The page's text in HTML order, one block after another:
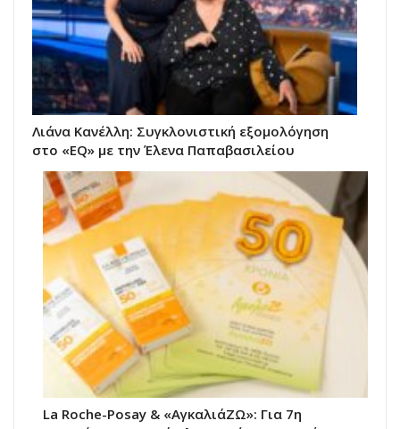
Λιάνα Κανέλλη: Συγκλονιστική εξομολόγηση
στο «EQ» με την Έλενα Παπαβασιλείου
La Roche-Posay & «ΑγκαλιάΖΩ»: Για 7η